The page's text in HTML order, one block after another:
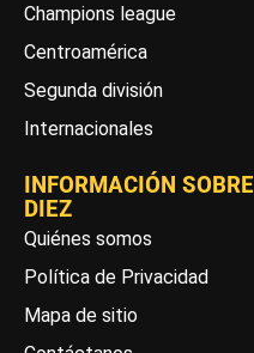
Champions league
Centroamérica
Segunda división
Internacionales
INFORMACIÓN SOBRE
DIEZ
Quiénes somos
Política de Privacidad
Mapa de sitio